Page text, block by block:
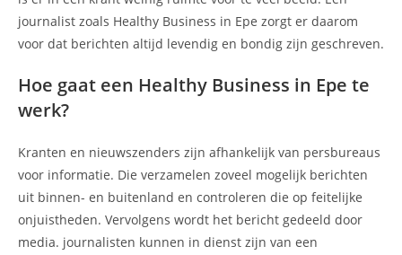
journalist zoals Healthy Business in Epe zorgt er daarom
voor dat berichten altijd levendig en bondig zijn geschreven.
Hoe gaat een Healthy Business in Epe te
werk?
Kranten en nieuwszenders zijn afhankelijk van persbureaus
voor informatie. Die verzamelen zoveel mogelijk berichten
uit binnen- en buitenland en controleren die op feitelijke
onjuistheden. Vervolgens wordt het bericht gedeeld door
media. journalisten kunnen in dienst zijn van een